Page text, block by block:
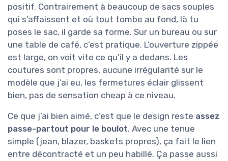
positif. Contrairement à beaucoup de sacs souples
qui s’affaissent et où tout tombe au fond, là tu
poses le sac, il garde sa forme. Sur un bureau ou sur
une table de café, c’est pratique. L’ouverture zippée
est large, on voit vite ce qu’il y a dedans. Les
coutures sont propres, aucune irrégularité sur le
modèle que j’ai eu, les fermetures éclair glissent
bien, pas de sensation cheap à ce niveau.
Ce que j’ai bien aimé, c’est que le design reste assez
passe-partout pour le boulot. Avec une tenue
simple (jean, blazer, baskets propres), ça fait le lien
entre décontracté et un peu habillé. Ça passe aussi